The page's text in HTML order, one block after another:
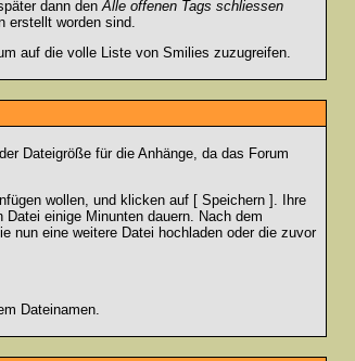
dann denAlle offenen Tags schliessen
erstellt worden sind.
auf die volle Liste von Smilies zuzugreifen.
Dateigröße für die Anhänge, da das Forum
wollen, und klicken auf [ Speichern ]. Ihre
einige Minunten dauern. Nach dem
nun eine weitere Datei hochladen oder die zuvor
Dateinamen.